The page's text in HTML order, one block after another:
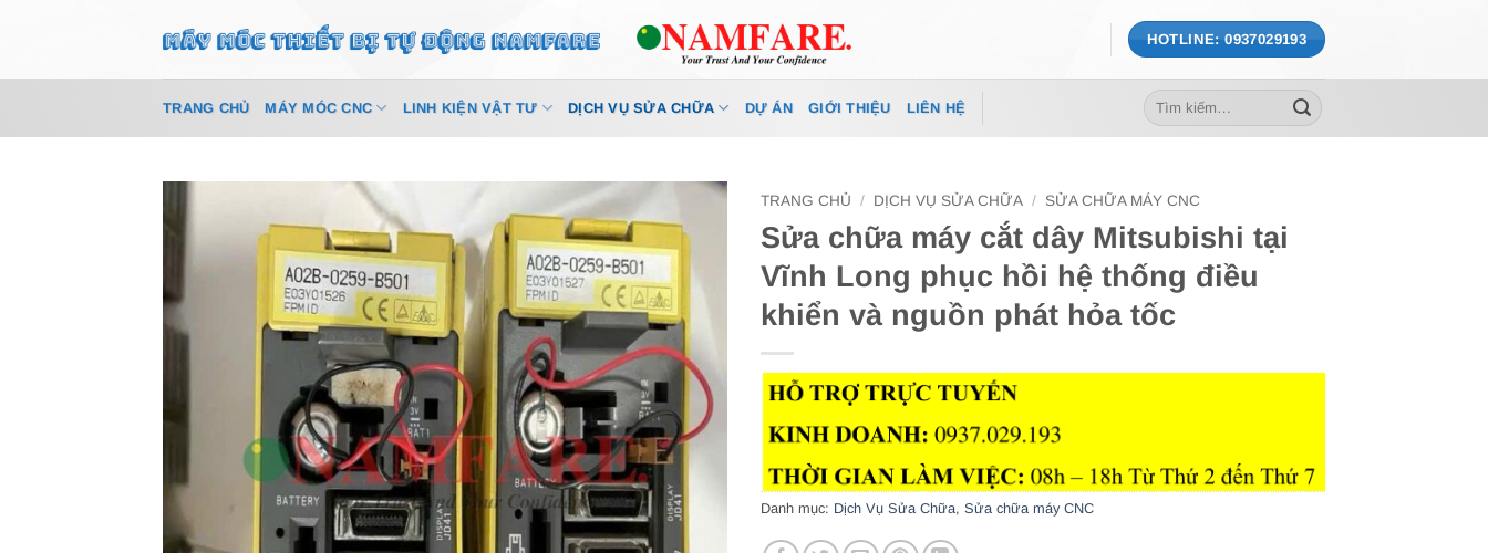
HOTLINE: 0937029193
TRANG CHỦ MÁY MÓC CNC LINH KIỆN VẬT TƯ DỊCH VỤ SỬA CHỮA DỰ ÁN GIỚI THIỆU LIÊN HỆ
Tìm
kiếm:
TRANG CHỦ / DỊCH VỤ SỬA CHỮA / SỬA CHỮA MÁY CNC
Sửa chữa máy cắt dây Mitsubishi tại
Vĩnh Long phục hồi hệ thống điều
khiển và nguồn phát hỏa tốc
Danh mục: Dịch Vụ Sửa Chữa, Sửa chữa máy CNC